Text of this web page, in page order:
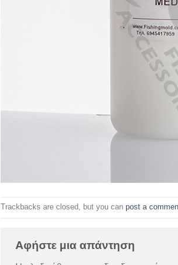
Trackbacks are closed, but you can post a
Αφήστε μια απάντηση